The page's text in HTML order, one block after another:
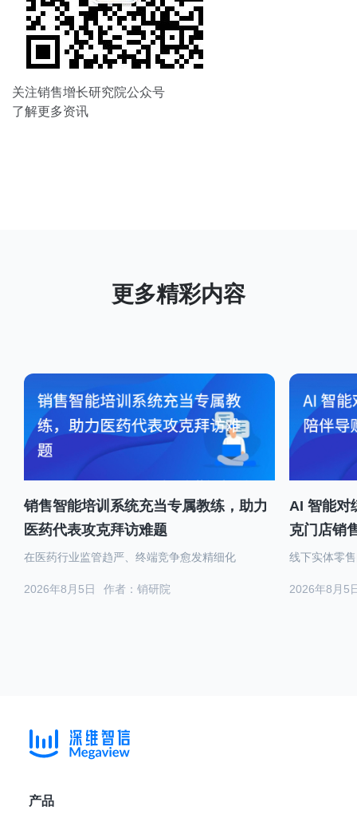
关注销售增长研究院公众号
了解更多资讯
销售智能培训系统充当专属教练，助力
医药代表攻克拜访难题
作者：销研院
2026年8月5日
在医药行业监管趋严、终端竞争愈发精细化
AI 智能对
克门店销
2026年8月5
线下实体零
产品